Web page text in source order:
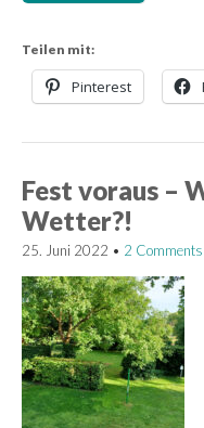
Teilen mit:
Pinterest
Fest voraus –
Wetter?!
25. Juni 2022 • 2 Comments